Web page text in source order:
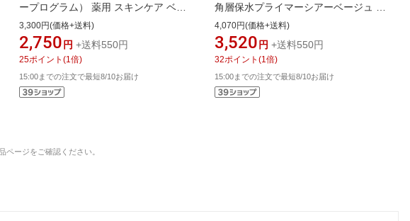
ープログラム） 薬用 スキンケア ベー
ス CC ベビーピンク 25g ベビーピンク
3,300円(価格+送料)
2,750 円 +送料550円
25ポイント (1 倍)
15:00までの注文で最短8/10お届け
角層保水プライマーシアーベージュ ◆
化粧品
4,070円(価格+送料)
3,520 円 +送料550円
32ポイント (1 倍)
15:00までの注文で最短8/10お届け
ージをご確認ください。